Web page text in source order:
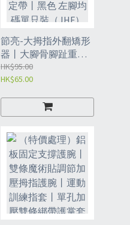
節亮-大拇指外翻矯形
器丨大腳骨腳趾重營
分趾器丨可調節日夜
用腳趾固定帶丨黑色
HK$95.00
HK$65.00